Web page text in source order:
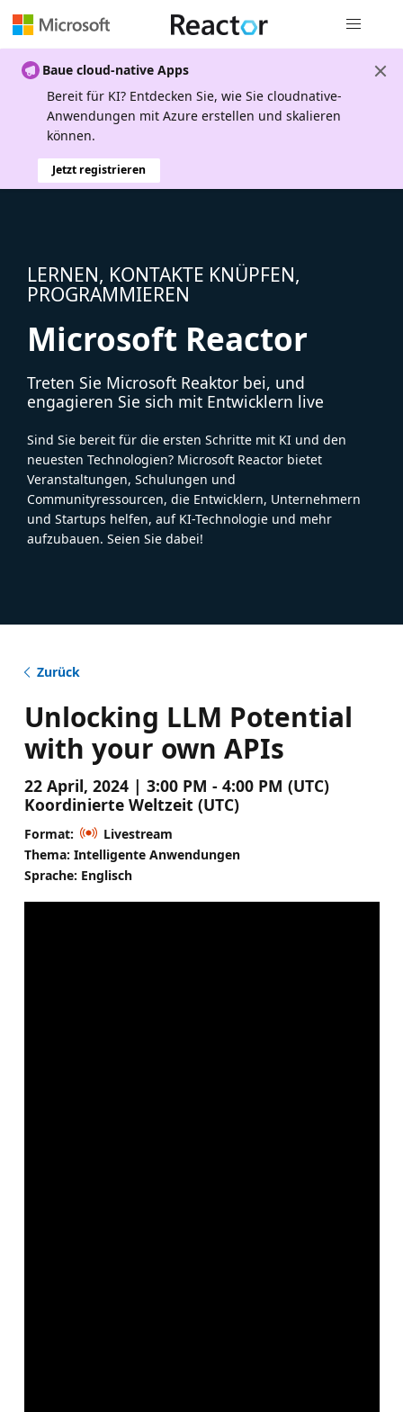
Baue cloud-native Apps
Bereit für KI? Entdecken Sie, wie Sie cloudnative-
Anwendungen mit Azure erstellen und skalieren
können.
Jetzt registrieren
LERNEN, KONTAKTE KNÜPFEN,
PROGRAMMIEREN
Microsoft Reactor
Treten Sie Microsoft Reaktor bei, und
engagieren Sie sich mit Entwicklern live
Sind Sie bereit für die ersten Schritte mit KI und den
neuesten Technologien? Microsoft Reactor bietet
Veranstaltungen, Schulungen und
Communityressourcen, die Entwicklern, Unternehmern
und Startups helfen, auf KI-Technologie und mehr
aufzubauen. Seien Sie dabei!
Zurück
Unlocking LLM Potential
with your own APIs
22 April, 2024 | 3:00 PM - 4:00 PM (UTC)
Koordinierte Weltzeit (UTC)
Format:
Livestream
Thema: Intelligente Anwendungen
Sprache: Englisch